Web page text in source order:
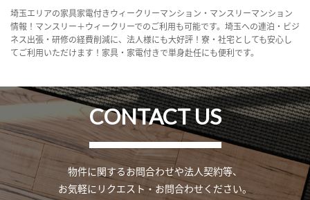
埼玉エリアの家具家電付きウィークリーマンション・マンスリーマンション
情報！マンスリー＋ウィークリーでのご利用も可能です。埼玉への連泊・ビジ
ネス出張・研修の経費削減に、法人様にも大好評！寮・社宅としても安心し
てご利用いただけます！家具・家電付きで単身赴任にも便利です。
CONTACT US
物件に関するお問合わせや法人契約等、
お気軽にリクエスト・お問合わせください。